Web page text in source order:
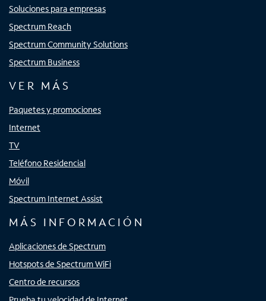
Soluciones para empresas
Spectrum Reach
Spectrum Community Solutions
Spectrum Business
VER MÁS
Paquetes y promociones
Internet
TV
Teléfono Residencial
Móvil
Spectrum Internet Assist
MÁS INFORMACIÓN
Aplicaciones de Spectrum
Hotspots de Spectrum WiFi
Centro de recursos